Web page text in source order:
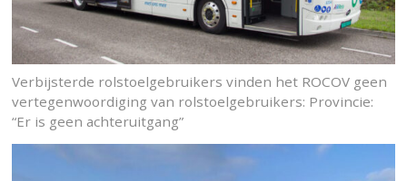
Verbijsterde rolstoelgebruikers vinden het ROCOV geen
vertegenwoordiging van rolstoelgebruikers: Provincie:
“Er is geen achteruitgang”